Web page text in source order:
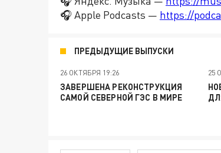
🎧 Apple Podcasts — https://
ПРЕДЫДУЩИЕ ВЫПУСКИ
26 ОКТЯБРЯ 19:26
ЗАВЕРШЕНА РЕКОНСТРУКЦИЯ
САМОЙ СЕВЕРНОЙ ГЭС В МИРЕ
25